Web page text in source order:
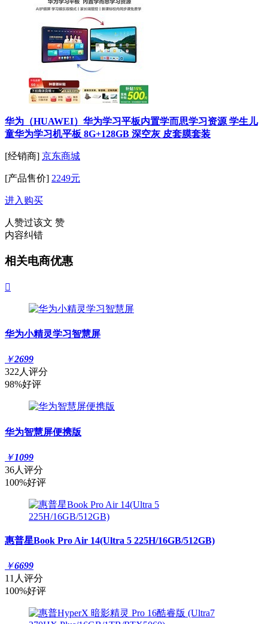
华为（HUAWEI）华为学习平板内置学而思学习资源 学生儿
童华为学习机平板 8G+128GB 深空灰 皮套膜套装
[经销商] 京东商城
[产品售价] 2249元
进入购买
人赞过该文 赞
内容纠错
相关电商优惠

华为小精灵学习智慧屏
￥2699
322人评分
98%好评
华为智慧屏便携版
￥1099
36人评分
100%好评
惠普星Book Pro Air 14(Ultra 5 225H/16GB/512GB)
￥6699
11人评分
100%好评